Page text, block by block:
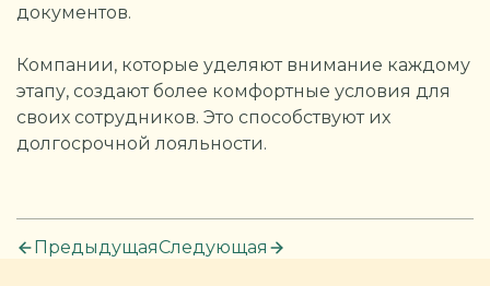
документов.
Компании, которые уделяют внимание каждому
этапу, создают более комфортные условия для
своих сотрудников. Это способствуют их
долгосрочной лояльности.
ПредыдущаяСледующая